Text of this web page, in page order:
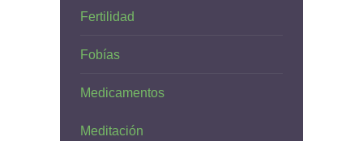
Fertilidad
Fobías
Medicamentos
Meditación